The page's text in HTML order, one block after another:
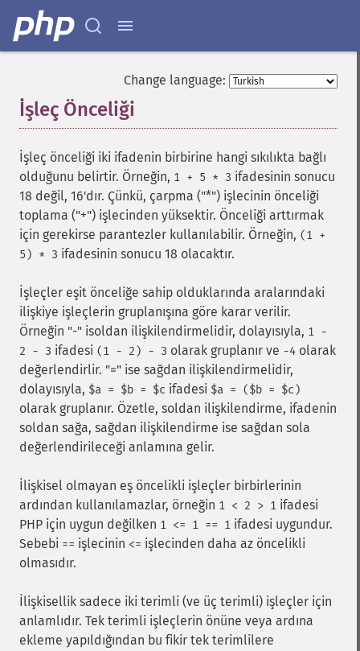
Change language:
İşleç Önceliği
İşleç önceliği iki ifadenin birbirine hangi sıkılıkta bağlı
olduğunu belirtir. Örneğin, 1 + 5 * 3 ifadesinin sonucu
18 değil, 16'dır. Çünkü, çarpma ("*") işlecinin önceliği
toplama ("+") işlecinden yüksektir. Önceliği arttırmak
için gerekirse parantezler kullanılabilir. Örneğin, (1 +
5) * 3 ifadesinin sonucu 18 olacaktır.
İşleçler eşit önceliğe sahip olduklarında aralarındaki
ilişkiye işleçlerin gruplanışına göre karar verilir.
Örneğin "-" isoldan ilişkilendirmelidir, dolayısıyla, 1 -
2 - 3 ifadesi (1 - 2) - 3 olarak gruplanır ve -4 olarak
değerlendirlir. "=" ise sağdan ilişkilendirmelidir,
dolayısıyla, $a = $b = $c ifadesi $a = ($b = $c)
olarak gruplanır. Özetle, soldan ilişkilendirme, ifadenin
soldan sağa, sağdan ilişkilendirme ise sağdan sola
değerlendirileceği anlamına gelir.
İlişkisel olmayan eş öncelikli işleçler birbirlerinin
ardından kullanılamazlar, örneğin 1 < 2 > 1 ifadesi
PHP için uygun değilken 1 <= 1 == 1 ifadesi uygundur.
Sebebi == işlecinin <= işlecinden daha az öncelikli
olmasıdır.
İlişkisellik sadece iki terimli (ve üç terimli) işleçler için
anlamlıdır. Tek terimli işleçlerin önüne veya ardına
ekleme yapıldığından bu fikir tek terimlilere